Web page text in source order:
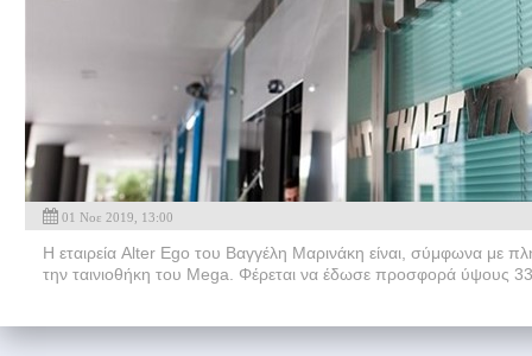
01 Νοε 2019, 13:00
Η εταιρεία Alter Ego του Βαγγέλη Μαρινάκη είναι, σύμφωνα με
την ταινιοθήκη του Mega. Φέρεται να έδωσε προσφορά ύψους